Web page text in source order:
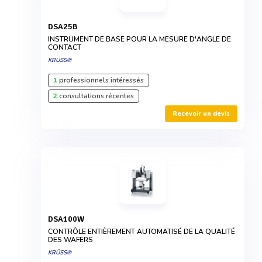
DSA25B
INSTRUMENT DE BASE POUR LA MESURE D'ANGLE DE
CONTACT
KRÜSS®
1professionnels intéressés
2consultations récentes
Recevoir un devis
DSA100W
CONTRÔLE ENTIÈREMENT AUTOMATISÉ DE LA QUALITÉ
DES WAFERS
KRÜSS®